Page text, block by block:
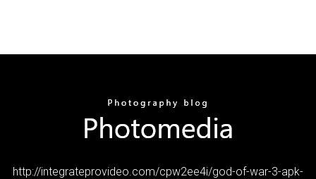
http://integrateprovideo.com/cpw2ee4i/god-of-war-3-apk-